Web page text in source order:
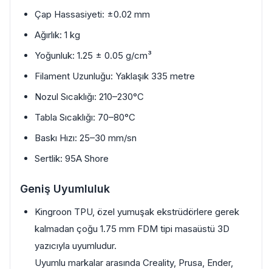
Çap Hassasiyeti: ±0.02 mm
Ağırlık: 1 kg
Yoğunluk: 1.25 ± 0.05 g/cm³
Filament Uzunluğu: Yaklaşık 335 metre
Nozul Sıcaklığı: 210–230°C
Tabla Sıcaklığı: 70–80°C
Baskı Hızı: 25–30 mm/sn
Sertlik: 95A Shore
Geniş Uyumluluk
Kingroon TPU, özel yumuşak ekstrüdörlere gerek
kalmadan çoğu 1.75 mm FDM tipi masaüstü 3D
yazıcıyla uyumludur.
Uyumlu markalar arasında Creality, Prusa, Ender,